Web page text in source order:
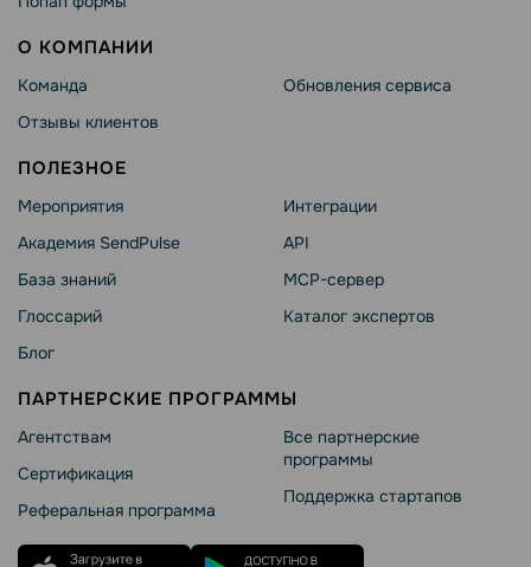
О КОМПАНИИ
Команда
Отзывы клиентов
Обновления сервиса
ПОЛЕЗНОЕ
Мероприятия
Академия SendPulse
База знаний
Глоссарий
Блог
Интеграции
API
MCP-сервер
Каталог экспертов
ПАРТНЕРСКИЕ ПРОГРАММЫ
Агентствам
Сертификация
Реферальная программа
Все партнерские
программы
Поддержка стартапов